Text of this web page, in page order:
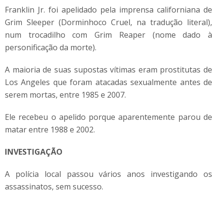
Franklin Jr. foi apelidado pela imprensa californiana de
Grim Sleeper (Dorminhoco Cruel, na tradução literal),
num trocadilho com Grim Reaper (nome dado à
personificação da morte).
A maioria de suas supostas vítimas eram prostitutas de
Los Angeles que foram atacadas sexualmente antes de
serem mortas, entre 1985 e 2007.
Ele recebeu o apelido porque aparentemente parou de
matar entre 1988 e 2002.
INVESTIGAÇÃO
A polícia local passou vários anos investigando os
assassinatos, sem sucesso.